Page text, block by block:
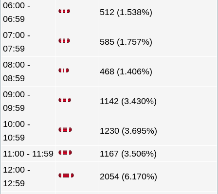
06:00 -
06:59
512 (1.538%)
07:00 -
07:59
585 (1.757%)
08:00 -
08:59
468 (1.406%)
09:00 -
09:59
1142 (3.430%)
10:00 -
10:59
1230 (3.695%)
11:00 - 11:59
1167 (3.506%)
12:00 -
12:59
2054 (6.170%)